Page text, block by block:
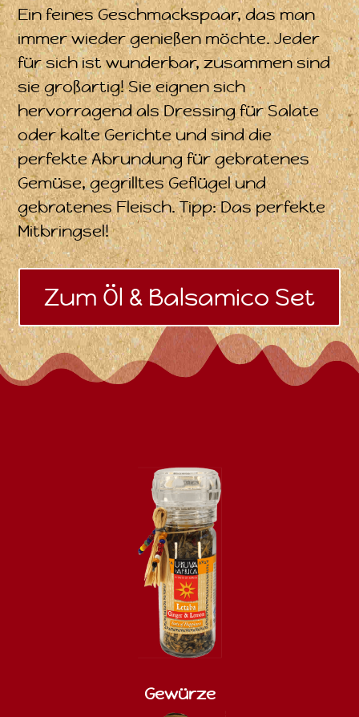
Ein feines Geschmackspaar, das man
immer wieder genießen möchte. Jeder
für sich ist wunderbar, zusammen sind
sie großartig! Sie eignen sich
hervorragend als Dressing für Salate
oder kalte Gerichte und sind die
perfekte Abrundung für gebratenes
Gemüse, gegrilltes Geflügel und
gebratenes Fleisch. Tipp: Das perfekte
Mitbringsel!
Zum Öl & Balsamico Set
Gewürze